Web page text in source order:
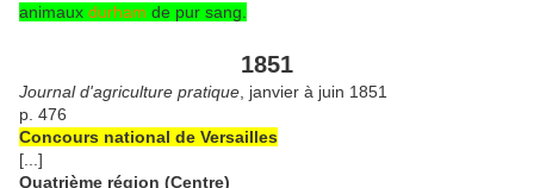
animaux durham de pur sang.
1851
Journal d'agriculture pratique , janvier à juin 1851
p. 476
Concours national de Versailles
[...]
Quatrième région (Centre)